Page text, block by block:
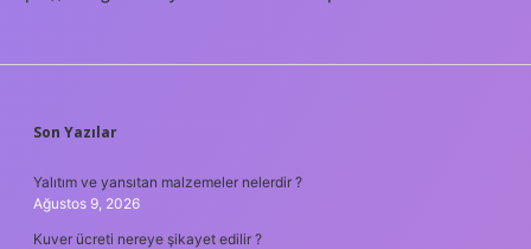
SIDEBAR
Son Yazılar
Yalıtım ve yansıtan malzemeler nelerdir ?
Ağustos 9, 2026
Kuver ücreti nereye şikayet edilir ?